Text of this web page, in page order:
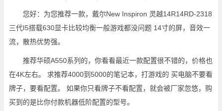
您好：为您推荐一款，戴尔New Inspiron 灵越14R14RD-2318
三代I5搭载630显卡比较均衡一般游戏都没问题 14寸的屏，音效一
流，散热优势强。
推荐华硕A550系列的，你看看最近一款配置很不错的，价格也
在4K左右。 求推荐4000到5000的笔记本，打游戏的 买电脑不要看
牌子，要看配置。 如果你只看牌子不看配置，就会被厂家忽悠，购
买到的是比你付款机器低阶配置的型号。